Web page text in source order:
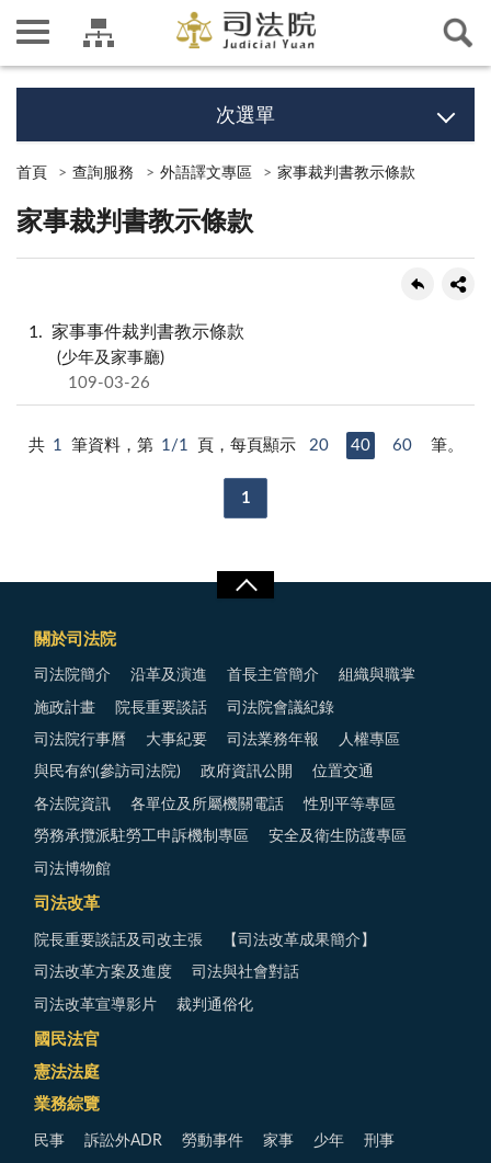
次選單
首頁 查詢服務 外語譯文專區 家事裁判書教示條款
家事裁判書教示條款
1 家事事件裁判書教示條款
(少年及家事廳)
109-03-26
共 1 筆資料，第 1/1 頁，每頁顯示 20 40 60 筆。
1
關於司法院
司法院簡介 沿革及演進 首長主管簡介 組織與職掌
施政計畫 院長重要談話 司法院會議紀錄
司法院行事曆 大事紀要 司法業務年報 人權專區
與民有約(參訪司法院) 政府資訊公開 位置交通
各法院資訊 各單位及所屬機關電話 性別平等專區
勞務承攬派駐勞工申訴機制專區 安全及衛生防護專區
司法博物館
司法改革
院長重要談話及司改主張 【司法改革成果簡介】
司法改革方案及進度 司法與社會對話
司法改革宣導影片 裁判通俗化
國民法官
憲法法庭
業務綜覽
民事 訴訟外ADR 勞動事件 家事 少年 刑事